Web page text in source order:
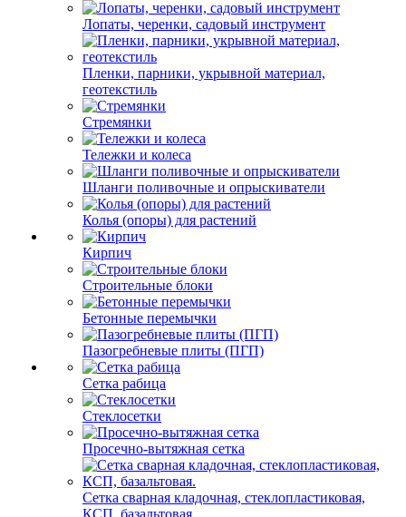
Лопаты, черенки, садовый инструмент
Пленки, парники, укрывной материал,
геотекстиль
Стремянки
Тележки и колеса
Шланги поливочные и опрыскиватели
Колья (опоры) для растений
Кирпич
Строительные блоки
Бетонные перемычки
Пазогребневые плиты (ПГП)
Сетка рабица
Стеклосетки
Просечно-вытяжная сетка
Сетка сварная кладочная, стеклопластиковая,
КСП, базальтовая.